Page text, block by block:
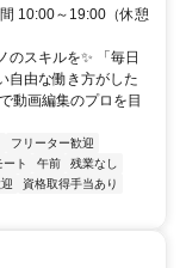
10:00～19:00（休憩
スキルを✨ 「毎日
自由な働き方がした
動画編集のプロを目
フリーター歓迎
ート 午前
残業なし
資格取得手当あり